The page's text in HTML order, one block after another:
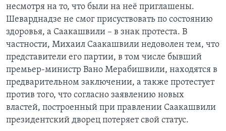
несмотря на то, что были на неё приглашены.
Шеварднадзе не смог присуствовать по состоянию
здоровья, а Саакашвили – в знак протеста. В
частности, Михаил Саакашвили недоволен тем, что
представители его партии, в том числе бывший
премьер-министр Вано Мерабишвили, находятся в
предварительном заключении, а также протестует
против того, что согласно заявлению новых
властей, построенный при правлении Саакашвили
президентский дворец потеряет свой статус.